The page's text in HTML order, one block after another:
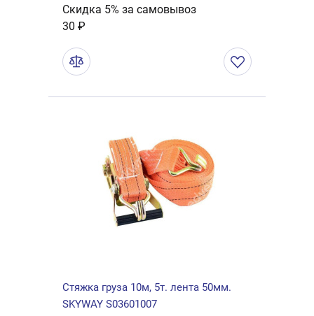
Скидка 5% за самовывоз
30 ₽
Стяжка груза 10м, 5т. лента 50мм.
SKYWAY S03601007